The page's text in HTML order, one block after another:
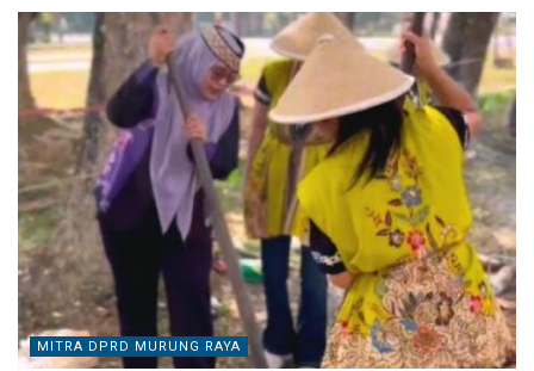
MITRA DPRD MURUNG RAYA